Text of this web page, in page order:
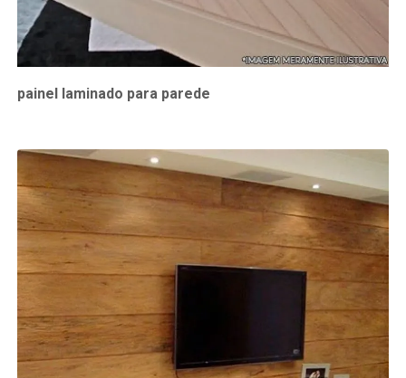
painel laminado para parede